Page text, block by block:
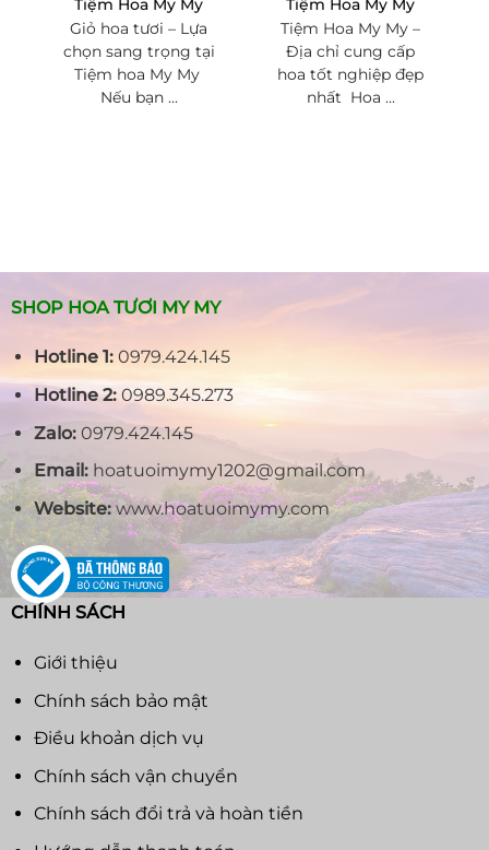
Tiệm Hoa My My
Giỏ hoa tươi – Lựa
chọn sang trọng tại
Tiệm hoa My My
Nếu bạn ...
Tiệm Hoa My My
Tiệm Hoa My My –
Địa chỉ cung cấp
hoa tốt nghiệp đẹp
nhất Hoa ...
SHOP HOA TƯƠI MY MY
Hotline 1:0979.424.145
Hotline 2:0989.345.273
Zalo:0979.424.145
Email:hoatuoimymy1202@gmail.com
Website:www.hoatuoimymy.com
CHÍNH SÁCH
Giới thiệu
Chính sách bảo mật
Điều khoản dịch vụ
Chính sách vận chuyển
Chính sách đổi trả và hoàn tiền